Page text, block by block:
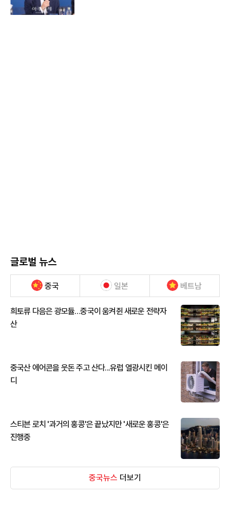
글로벌 뉴스
중국 일본 베트남
희토류 다음은 광모듈…중국이 움켜쥔 새로운 전략자
산
중국산 에어콘을 웃돈 주고 산다...유럽 열광시킨 메이
디
스티븐 로치 '과거의 홍콩'은 끝났지만 '새로운 홍콩'은
진행중
중국뉴스 더보기